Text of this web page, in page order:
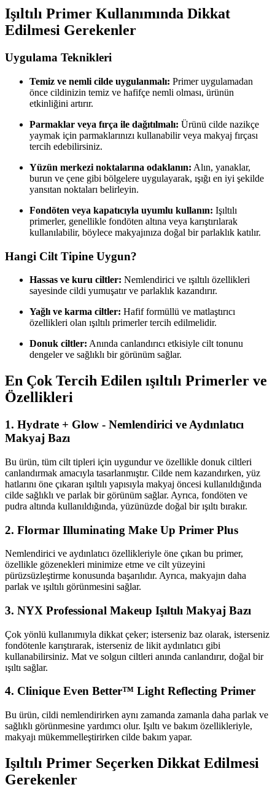
Işıltılı Primer Kullanımında Dikkat
Edilmesi Gerekenler
Uygulama Teknikleri
Temiz ve nemli cilde uygulanmalı: Primer uygulamadan
önce cildinizin temiz ve hafifçe nemli olması, ürünün
etkinliğini artırır.
Parmaklar veya fırça ile dağıtılmalı: Ürünü cilde nazikçe
yaymak için parmaklarınızı kullanabilir veya makyaj fırçası
tercih edebilirsiniz.
Yüzün merkezi noktalarına odaklanın: Alın, yanaklar,
burun ve çene gibi bölgelere uygulayarak, ışığı en iyi şekilde
yansıtan noktaları belirleyin.
Fondöten veya kapatıcıyla uyumlu kullanın: Işıltılı
primerler, genellikle fondöten altına veya karıştırılarak
kullanılabilir, böylece makyajınıza doğal bir parlaklık katılır.
Hangi Cilt Tipine Uygun?
Hassas ve kuru ciltler: Nemlendirici ve ışıltılı özellikleri
sayesinde cildi yumuşatır ve parlaklık kazandırır.
Yağlı ve karma ciltler: Hafif formüllü ve matlaştırıcı
özellikleri olan ışıltılı primerler tercih edilmelidir.
Donuk ciltler: Anında canlandırıcı etkisiyle cilt tonunu
dengeler ve sağlıklı bir görünüm sağlar.
En Çok Tercih Edilen ışıltılı Primerler ve
Özellikleri
1. Hydrate + Glow - Nemlendirici ve Aydınlatıcı
Makyaj Bazı
Bu ürün, tüm cilt tipleri için uygundur ve özellikle donuk ciltleri
canlandırmak amacıyla tasarlanmıştır. Cilde nem kazandırken, yüz
hatlarını öne çıkaran ışıltılı yapısıyla makyaj öncesi kullanıldığında
cilde sağlıklı ve parlak bir görünüm sağlar. Ayrıca, fondöten ve
pudra altında kullanıldığında, yüzünüzde doğal bir ışıltı bırakır.
2. Flormar Illuminating Make Up Primer Plus
Nemlendirici ve aydınlatıcı özellikleriyle öne çıkan bu primer,
özellikle gözenekleri minimize etme ve cilt yüzeyini
pürüzsüzleştirme konusunda başarılıdır. Ayrıca, makyajın daha
parlak ve ışıltılı görünmesini sağlar.
3. NYX Professional Makeup Işıltılı Makyaj Bazı
Çok yönlü kullanımıyla dikkat çeker; isterseniz baz olarak, isterseniz
fondötenle karıştırarak, isterseniz de likit aydınlatıcı gibi
kullanabilirsiniz. Mat ve solgun ciltleri anında canlandırır, doğal bir
ışıltı sağlar.
4. Clinique Even Better™ Light Reflecting Primer
Bu ürün, cildi nemlendirirken aynı zamanda zamanla daha parlak ve
sağlıklı görünmesine yardımcı olur. Işıltı ve bakım özellikleriyle,
makyajı mükemmelleştirirken cilde bakım yapar.
Işıltılı Primer Seçerken Dikkat Edilmesi
Gerekenler